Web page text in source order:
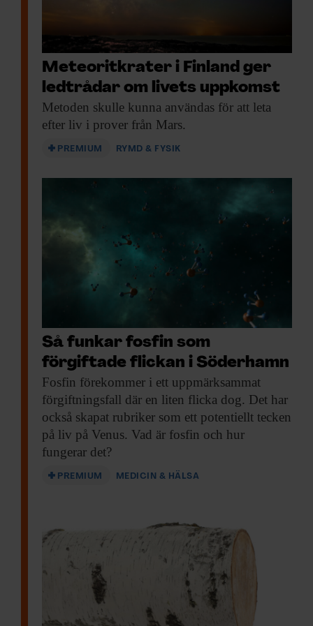
Meteoritkrater i Finland ger
ledtrådar om livets uppkomst
Metoden skulle kunna användas för att leta
efter liv i prover från Mars.
PREMIUM RYMD & FYSIK
Så funkar fosfin som
förgiftade flickan i Söderhamn
Fosfin förekommer i ett uppmärksammat
förgiftningsfall där en liten flicka dog. Det har
också skapat rubriker som ett potentiellt tecken
på liv på Venus. Vad är fosfin och hur
fungerar det?
PREMIUM MEDICIN & HÄLSA